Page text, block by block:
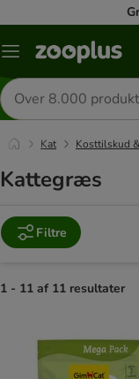
Menu
Søg
efter
produkter
Kat Kosttilskud
Kattegræs
Filtre
1 - 11 af 11 resultater